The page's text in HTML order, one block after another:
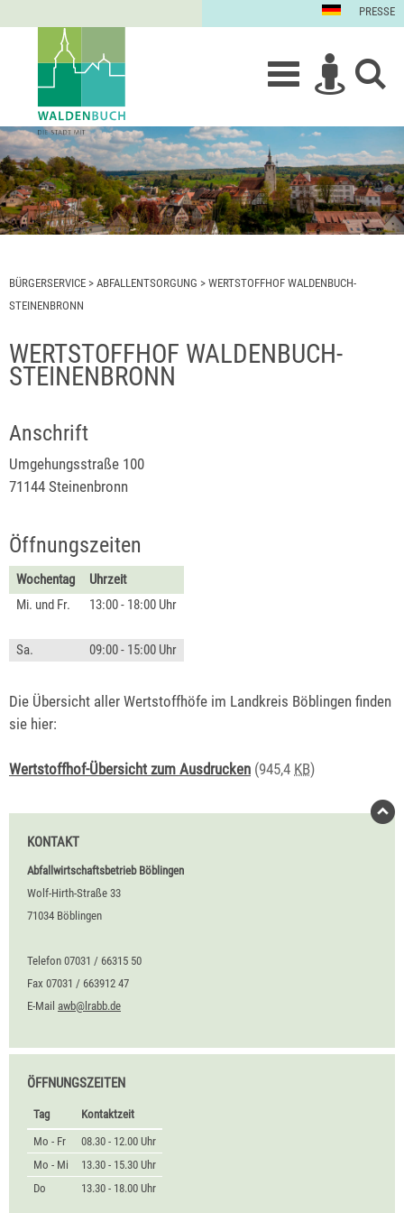
PRESSE
BÜRGERSERVICE > ABFALLENTSORGUNG > WERTSTOFFHOF WALDENBUCH-
STEINENBRONN
WERTSTOFFHOF WALDENBUCH-
STEINENBRONN
Anschrift
Umgehungsstraße 100
71144 Steinenbronn
Öffnungszeiten
Wochentag
Uhrzeit
Mi. und Fr.
13:00 - 18:00 Uhr
Sa. 09:00 - 15:00 Uhr
Die Übersicht aller Wertstoffhöfe im Landkreis Böblingen finden
sie hier:
Wertstoffhof-Übersicht zum Ausdrucken (945,4 KB)
KONTAKT
Abfallwirtschaftsbetrieb Böblingen
Wolf-Hirth-Straße 33
71034 Böblingen
Telefon 07031 / 66315 50
Fax 07031 / 663912 47
E-Mail awb@lrabb.de
ÖFFNUNGSZEITEN
Tag
Kontaktzeit
Mo - Fr
08.30 - 12.00 Uhr
Mo - Mi
13.30 - 15.30 Uhr
Do
13.30 - 18.00 Uhr